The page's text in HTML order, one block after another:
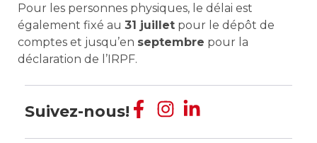
Pour les personnes physiques, le délai est
également fixé au 31 juillet pour le dépôt de
comptes et jusqu’en septembre pour la
déclaration de l’IRPF.
Suivez-nous!